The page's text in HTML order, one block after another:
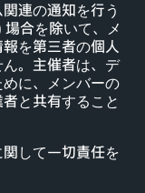
連の通知を行う
合を除いて、メ
を第三者の個人
。主催者は、デ
に、メンバーの
と共有すること
して一切責任を